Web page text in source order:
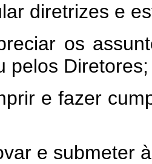
e
os assuntos
pelos Diretores;
e fazer
e submeter à